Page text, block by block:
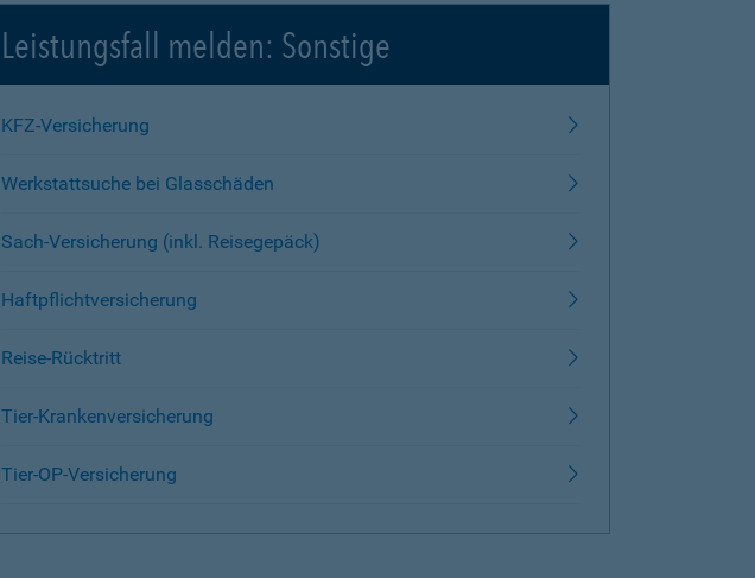
Leistungsfall melden: Sonstige
KFZ-Versicherung
Werkstattsuche bei Glasschäden
Sach-Versicherung (inkl. Reisegepäck)
Haftpflichtversicherung
Reise-Rücktritt
Tier-Krankenversicherung
Tier-OP-Versicherung